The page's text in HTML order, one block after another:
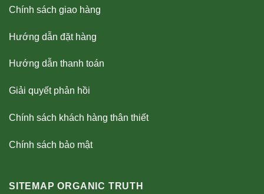
Chính sách giao hàng
Hướng dẫn đặt hàng
Hướng dẫn thanh toán
Giải quyết phản hồi
Chính sách khách hàng thân thiết
Chính sách bảo mật
SITEMAP ORGANIC TRUTH